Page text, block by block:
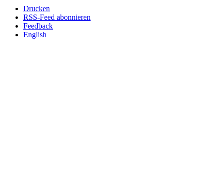
Drucken
RSS-Feed abonnieren
Feedback
English